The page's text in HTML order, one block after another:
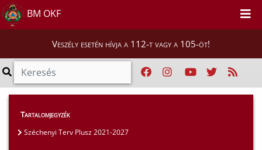
BM OKF
Veszély esetén hívja a 112-t vagy a 105-öt!
Szakmai tájékoztatók
SZÉCHENYI 2020
Tartalomjegyzék
Széchenyi Terv Plusz 2021-2027